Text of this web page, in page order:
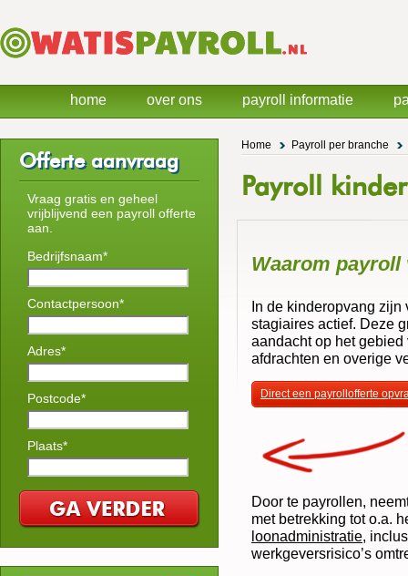
Home Payroll per branche
Payroll
Waarom payroll
In de kinderopvang zijn
stagiaires actief. Deze
aandacht op het
afdrachten en overige
Direct een payrollofferte
Door te payrollen,
met betrekking tot o.a.
loonadministratie,
werkgeversrisico’s
Offerte aanvraag
Vraag gratis en geheel
vrijblijvend een payroll offerte
aan.
Bedrijfsnaam*
Contactpersoon*
Adres*
Postcode*
Plaats*
home over ons payroll informatie